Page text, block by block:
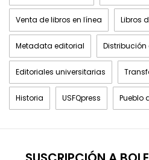
Venta de libros en línea Libros
Metadata editorial
Editoriales universitarias
Historia USFQpress Pueblo